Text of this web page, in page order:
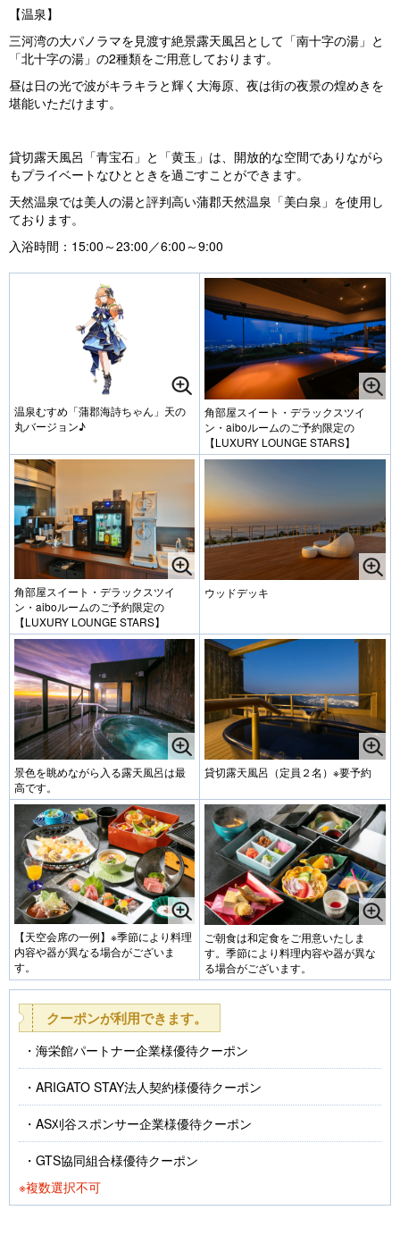
【温泉】
三河湾の大パノラマを見渡す絶景露天風呂として「南十字の湯」と
「北十字の湯」の2種類をご用意しております。
昼は日の光で波がキラキラと輝く大海原、夜は街の夜景の煌めきを
堪能いただけます。
貸切露天風呂「青宝石」と「黄玉」は、開放的な空間でありながら
もプライベートなひとときを過ごすことができます。
天然温泉では美人の湯と評判高い蒲郡天然温泉「美白泉」を使用し
ております。
入浴時間：15:00～23:00／6:00～9:00
温泉むすめ「蒲郡海詩ちゃん」天の
丸バージョン♪
角部屋スイート・デラックスツイ
ン・aiboルームのご予約限定の
【LUXURY LOUNGE STARS】
角部屋スイート・デラックスツイ
ン・aiboルームのご予約限定の
【LUXURY LOUNGE STARS】
ウッドデッキ
景色を眺めながら入る露天風呂は最
高です。
貸切露天風呂（定員２名）※要予約
【天空会席の一例】※季節により料理
内容や器が異なる場合がございま
す。
ご朝食は和定食をご用意いたしま
す。季節により料理内容や器が異な
る場合がございます。
クーポンが利用できます。
海栄館パートナー企業様優待クーポン
ARIGATO STAY法人契約様優待クーポン
AS刈谷スポンサー企業様優待クーポン
GTS協同組合様優待クーポン
※複数選択不可